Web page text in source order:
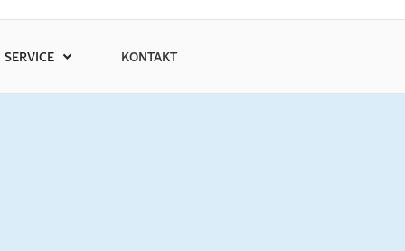
SERVICE KONTAKT